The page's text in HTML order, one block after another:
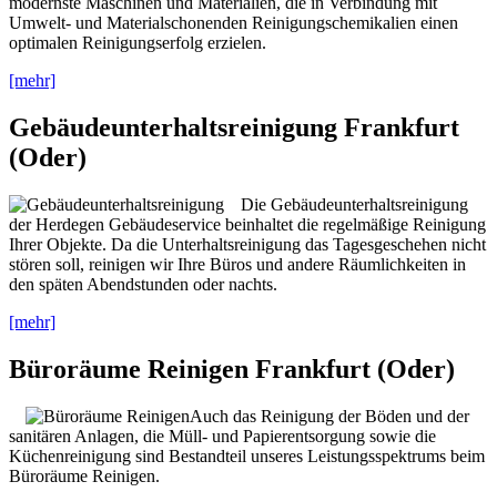
Umwelt- und Materialschonenden Reinigungschemikalien einen
optimalen Reinigungserfolg erzielen.
[mehr]
Gebäudeunterhaltsreinigung Frankfurt
(Oder)
Die Gebäudeunterhaltsreinigung
der Herdegen Gebäudeservice beinhaltet die regelmäßige Reinigung
Ihrer Objekte. Da die Unterhaltsreinigung das Tagesgeschehen nicht
stören soll, reinigen wir Ihre Büros und andere Räumlichkeiten in
den späten Abendstunden oder nachts.
[mehr]
Büroräume Reinigen Frankfurt (Oder)
Auch das Reinigung der Böden und der
sanitären Anlagen, die Müll- und Papierentsorgung sowie die
Küchenreinigung sind Bestandteil unseres Leistungsspektrums beim
Büroräume Reinigen.